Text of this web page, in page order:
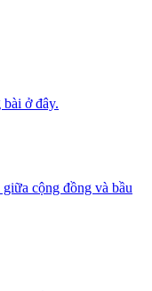
ở đây.
cộng đồng và bầu